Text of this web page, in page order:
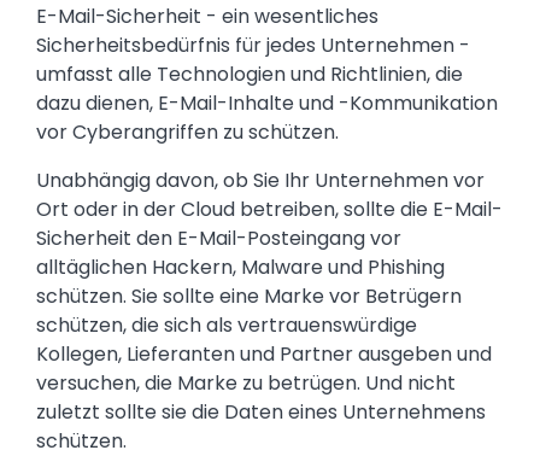
E-Mail-Sicherheit - ein wesentliches
Sicherheitsbedürfnis für jedes Unternehmen -
umfasst alle Technologien und Richtlinien, die
dazu dienen, E-Mail-Inhalte und -Kommunikation
vor Cyberangriffen zu schützen.
Unabhängig davon, ob Sie Ihr Unternehmen vor
Ort oder in der Cloud betreiben, sollte die E-Mail-
Sicherheit den E-Mail-Posteingang vor
alltäglichen Hackern, Malware und Phishing
schützen. Sie sollte eine Marke vor Betrügern
schützen, die sich als vertrauenswürdige
Kollegen, Lieferanten und Partner ausgeben und
versuchen, die Marke zu betrügen. Und nicht
zuletzt sollte sie die Daten eines Unternehmens
schützen.